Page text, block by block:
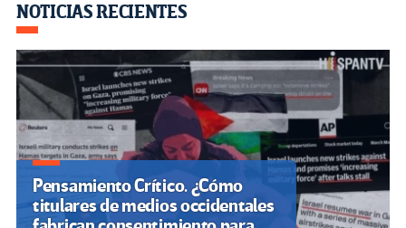
Navegación
de
entradas
NOTICIAS RECIENTES
Pensamiento Crítico. ¿Cómo
titulares de medios occidentales